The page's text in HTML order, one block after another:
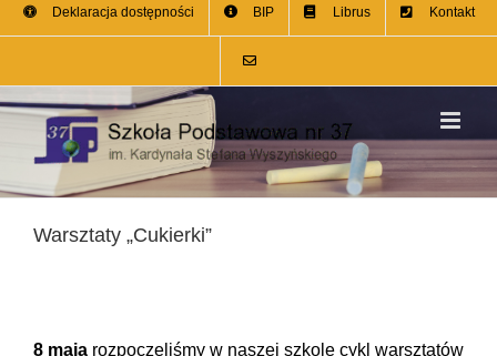
zawartościDeklaracja dostępności BIP Librus Kontakt
Warsztaty „Cukierki”
8 majarozpoczęliśmy w naszej szkole cykl warsztatów